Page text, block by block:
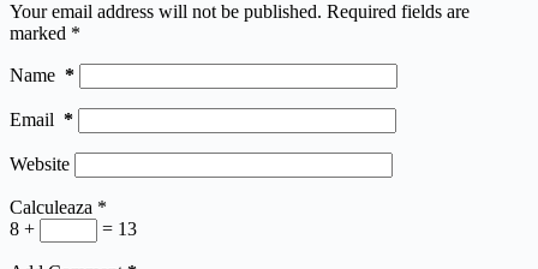
Your email address will not be published. Required fields are
marked *
Name *
Email *
Website
Calculeaza *
8 +
= 13